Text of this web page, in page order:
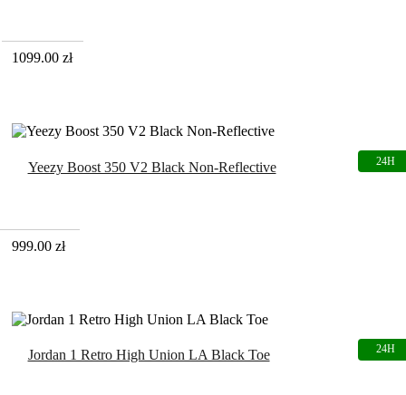
1099.00 zł
Yeezy Boost 350 V2 Black Non-Reflective
999.00 zł
Jordan 1 Retro High Union LA Black Toe